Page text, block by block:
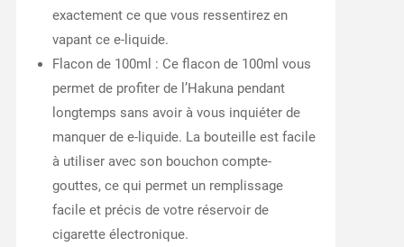
exactement ce que vous ressentirez en
vapant ce e-liquide.
Flacon de 100ml : Ce flacon de 100ml vous
permet de profiter de l’Hakuna pendant
longtemps sans avoir à vous inquiéter de
manquer de e-liquide. La bouteille est facile
à utiliser avec son bouchon compte-
gouttes, ce qui permet un remplissage
facile et précis de votre réservoir de
cigarette électronique.